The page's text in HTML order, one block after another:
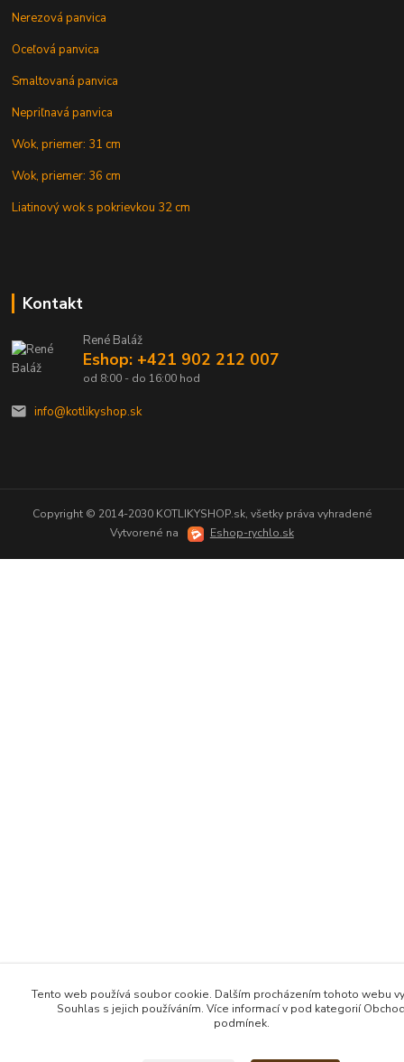
Nerezová panvica
Oceľová panvica
Smaltovaná panvica
Nepriľnavá panvica
Wok, priemer: 31 cm
Wok, priemer: 36 cm
Liatinový wok s pokrievkou 32 cm
Kontakt
René Baláž
Eshop: +421 902 212 007
od 8:00 - do 16:00 hod
info@kotlikyshop.sk
Copyright © 2014-2030 KOTLIKYSHOP.sk, všetky práva vyhradené
Vytvorené na
Eshop-rychlo.sk
Tento web používá soubor cookie. Dalším procházením tohoto webu
Souhlas s jejich používáním. Více informací v pod kategorií
podmínek.